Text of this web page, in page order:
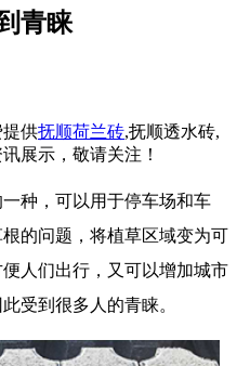
青睐
供抚顺荷兰砖,抚顺透水砖,
展示，敬请关注！
种，可以用于停车场和车
的问题，将植草区域变为可
人们出行，又可以增加城市
受到很多人的青睐。